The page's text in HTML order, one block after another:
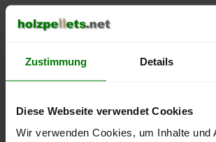
Zustimmung Details
Diese Webseite verwendet Cookies
Wir verwenden Cookies, um Inhalte und
350 €